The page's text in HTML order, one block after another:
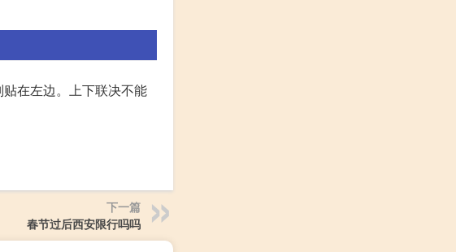
在左边。上下联决不能
下一篇
春节过后西安限行吗吗